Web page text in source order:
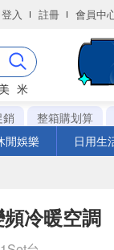
登入 註冊 會員中
米
銷
整箱購划算
閒娛樂
日用生
冷暖空調